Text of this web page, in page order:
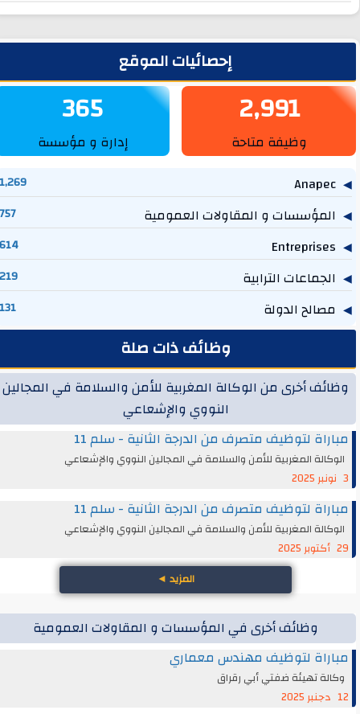
إحصائيات الموقع
2,991
وظيفة متاحة
365
إدارة و مؤسسة
Anapec
1,269
المؤسسات و المقاولات العمومية 757
Entreprises
614
الجماعات الترابية 219
مصالح الدولة 131
وظائف ذات صلة
وظائف أخرى من الوكالة المغربية للأمن والسلامة في المجالين
النووي والإشعاعي
مباراة لتوظيف متصرف من الدرجة الثانية - سلم 11
الوكالة المغربية للأمن والسلامة في المجالين النووي والإشعاعي
مباراة لتوظيف متصرف من الدرجة الثانية - سلم 11
الوكالة المغربية للأمن والسلامة في المجالين النووي والإشعاعي
29 أكتوبر 2025
المزيد◄
وظائف أخرى في المؤسسات و المقاولات العمومية
مباراة لتوظيف مهندس معماري
وكالة تهيئة ضفتي أبي رقراق
12 دجنبر 2025